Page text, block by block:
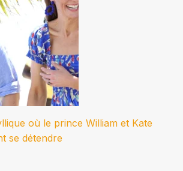
où le prince William et Kate
se détendre